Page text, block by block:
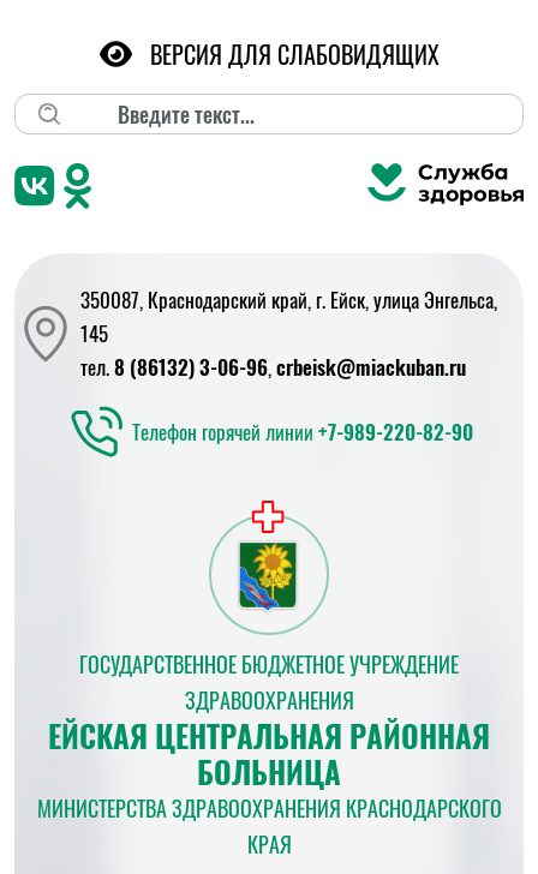
Поиск
ВЕРСИЯ ДЛЯ СЛАБОВИДЯЩИХ
350087, Краснодарский край, г. Ейск, улица Энгельса,
145
тел.8 (86132) 3-06-96,crbeisk@miackuban.ru
Телефон горячей линии +7-989-220-82-90
ГОСУДАРСТВЕННОЕ БЮДЖЕТНОЕ УЧРЕЖДЕНИЕ
ЗДРАВООХРАНЕНИЯ
ЕЙСКАЯ ЦЕНТРАЛЬНАЯ РАЙОННАЯ
БОЛЬНИЦА
МИНИСТЕРСТВА ЗДРАВООХРАНЕНИЯ КРАСНОДАРСКОГО
КРАЯ